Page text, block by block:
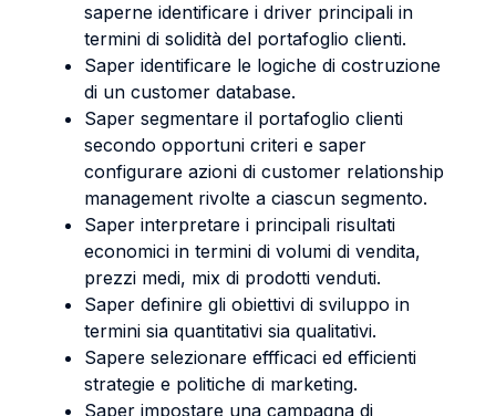
saperne identificare i driver principali in
termini di solidità del portafoglio clienti.
Saper identificare le logiche di costruzione
di un customer database.
Saper segmentare il portafoglio clienti
secondo opportuni criteri e saper
configurare azioni di customer relationship
management rivolte a ciascun segmento.
Saper interpretare i principali risultati
economici in termini di volumi di vendita,
prezzi medi, mix di prodotti venduti.
Saper definire gli obiettivi di sviluppo in
termini sia quantitativi sia qualitativi.
Sapere selezionare effficaci ed efficienti
strategie e politiche di marketing.
Saper impostare una campagna di